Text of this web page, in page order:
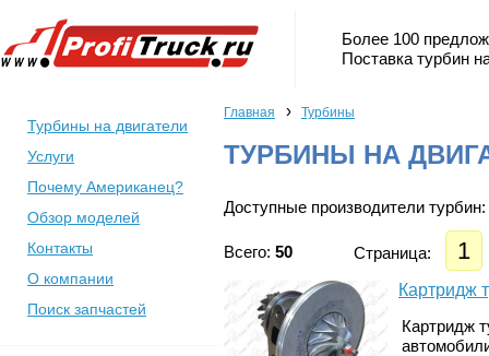
Более 100
Поставка турбин
Турбины на двигатели
Услуги
Почему Американец?
Обзор моделей
Контакты
О компании
Поиск запчастей
Главная › Турбины
ТУРБИНЫ НА
Доступные производители турбин:
Всего: 50 Страница: 1
Картридж
Картридж